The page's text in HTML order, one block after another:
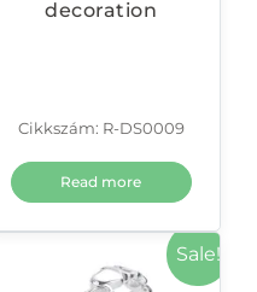
decoration
Cikkszám: R-DS0009
Read more
Sale!